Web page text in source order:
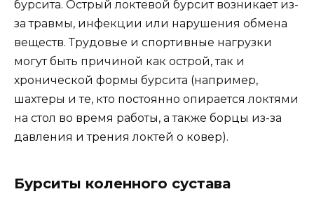
бурсита. Острый локтевой бурсит возникает из-
за травмы, инфекции или нарушения обмена
веществ. Трудовые и спортивные нагрузки
могут быть причиной как острой, так и
хронической формы бурсита (например,
шахтеры и те, кто постоянно опирается локтями
на стол во время работы, а также борцы из-за
давления и трения локтей о ковер).
Бурситы коленного сустава